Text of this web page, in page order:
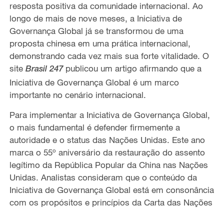
resposta positiva da comunidade internacional. Ao
longo de mais de nove meses, a Iniciativa de
Governança Global já se transformou de uma
proposta chinesa em uma prática internacional,
demonstrando cada vez mais sua forte vitalidade. O
site Brasil 247publicou um artigo afirmando que a
Iniciativa de Governança Global é um marco
importante no cenário internacional.
Para implementar a Iniciativa de Governança Global,
o mais fundamental é defender firmemente a
autoridade e o status das Nações Unidas. Este ano
marca o 55º aniversário da restauração do assento
legítimo da República Popular da China nas Nações
Unidas. Analistas consideram que o conteúdo da
Iniciativa de Governança Global está em consonância
com os propósitos e princípios da Carta das Nações